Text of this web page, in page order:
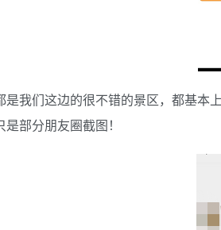
是我们这边的很不错的景区，都基本
是部分朋友圈截图！